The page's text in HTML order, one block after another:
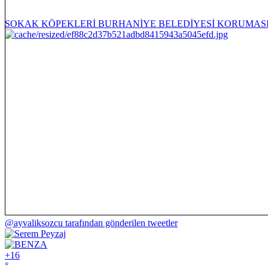
SOKAK KÖPEKLERİ BURHANİYE BELEDİYESİ
@ayvaliksozcu tarafından gönderilen tweetler
+16
°